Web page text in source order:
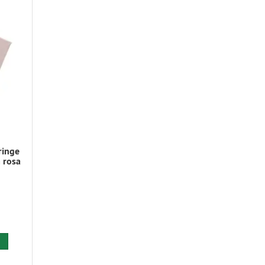
rosa
Warenkorb